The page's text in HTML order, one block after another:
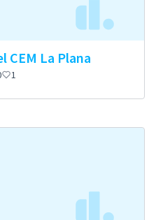
CEM La Plana
1